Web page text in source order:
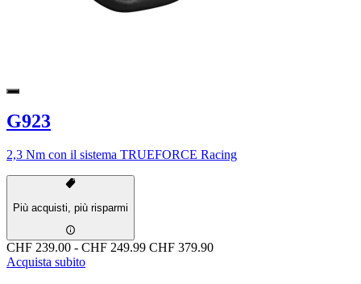
G923
2,3 Nm con il sistema TRUEFORCE Racing
Più acquisti, più risparmi
CHF 239.00 - CHF 249.99 CHF 379.90
Acquista subito